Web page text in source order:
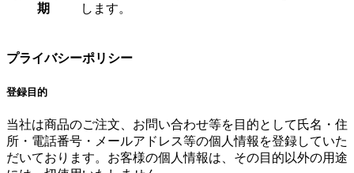
期
します。
プライバシーポリシー
登録目的
当社は商品のご注文、お問い合わせ等を目的として氏名・住
所・電話番号・メールアドレス等の個人情報を登録していた
だいております。お客様の個人情報は、その目的以外の用途